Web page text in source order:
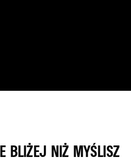
BLIŻEJ NIŻ MYŚLISZ